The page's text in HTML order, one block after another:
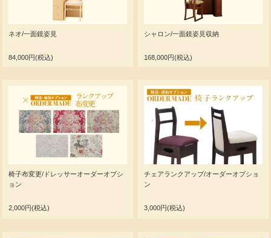
ネオ/一面鏡姿見
84,000円(税込)
シャロン/一面鏡姿見収納
168,000円(税込)
椅子布変更/ドレッサーオーダーオプシ
ョン
2,000円(税込)
チェアランクアップ/オーダーオプショ
ン
3,000円(税込)